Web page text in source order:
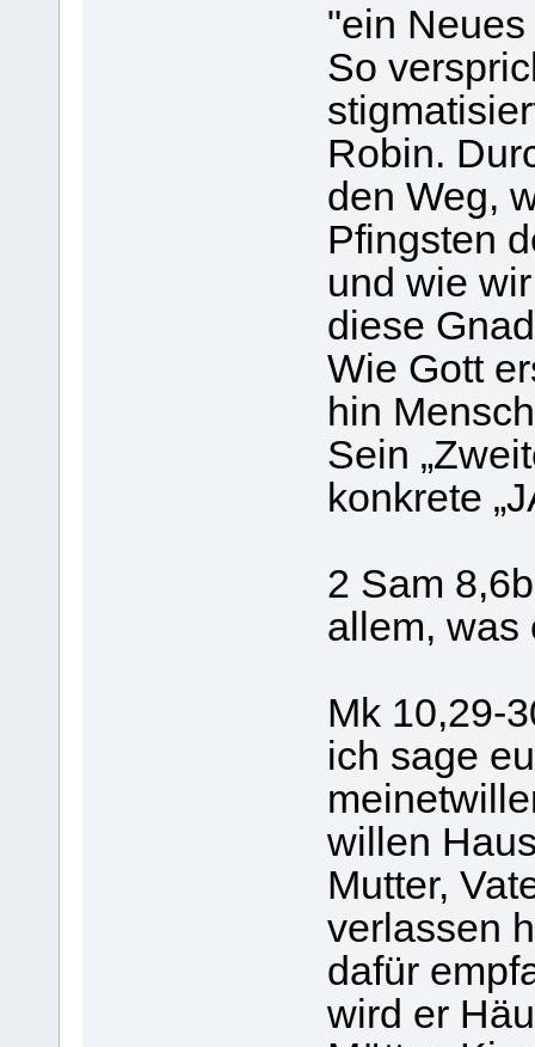
"ein
So
Robin.
den Weg,
Pfingsten
und wie
diese
Wie Gott
hin
Sein
konkrete
2 Sam
allem, was
Mk 10,29-
ich sage
willen
Mutter,
verlassen
dafür
wird er